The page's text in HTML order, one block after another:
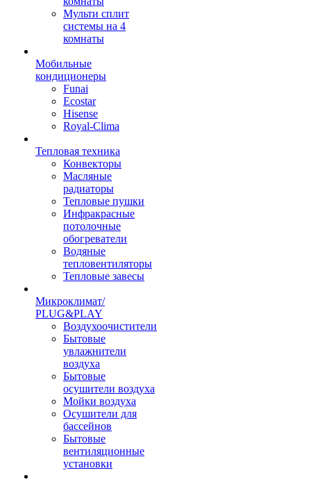
Мульти сплит
системы на 4
комнаты
Мобильные
кондиционеры
Funai
Ecostar
Hisense
Royal-Clima
Тепловая техника
Конвекторы
Масляные
радиаторы
Тепловые пушки
Инфракрасные
потолочные
обогреватели
Водяные
тепловентиляторы
Тепловые завесы
Микроклимат/
PLUG&PLAY
Воздухоочистители
Бытовые
увлажнители
воздуха
Бытовые
осушители воздуха
Мойки воздуха
Осушители для
бассейнов
Бытовые
вентиляционные
установки